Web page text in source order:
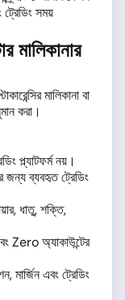
ট্রেডিং সময়
মালিকানার
মালিকানা বা
করা।
প্ল্যাটফর্ম নয়।
জন্য ব্যবহৃত ট্রেডিং
ধাতু, শক্তি,
Zero অ্যাকাউন্টের
মার্জিন এবং ট্রেডিং